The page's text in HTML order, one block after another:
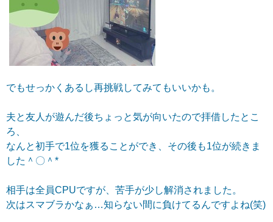
でもせっかくあるし再挑戦してみてもいいかも。
夫と友人が遊んだ後ちょっと気が向いたので拝借したとこ
ろ、
なんと初手で1位を獲ることができ、その後も1位が続きま
した＾〇＾*
相手は全員CPUですが、苦手が少し解消されました。
次はスマブラかなぁ…知らない間に負けてるんですよね(笑)